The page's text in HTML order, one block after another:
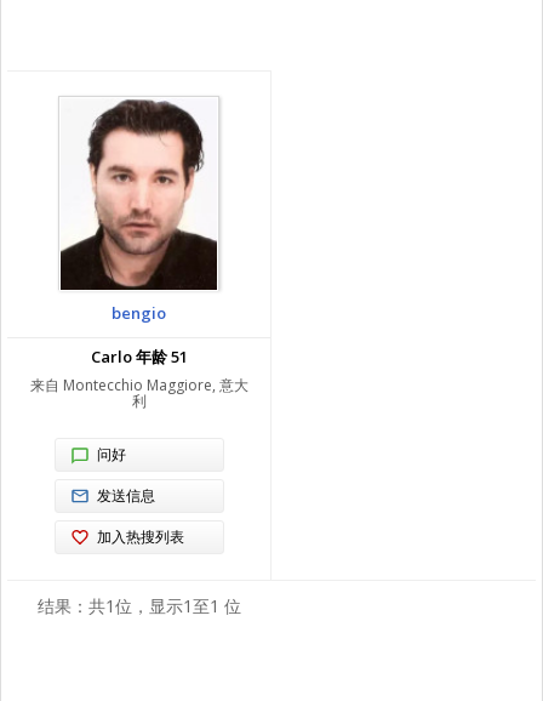
bengio
Carlo 年龄 51
来自 Montecchio Maggiore, 意大
利
问好
发送信息
加入热搜列表
结果：共1位，显示1至1 位